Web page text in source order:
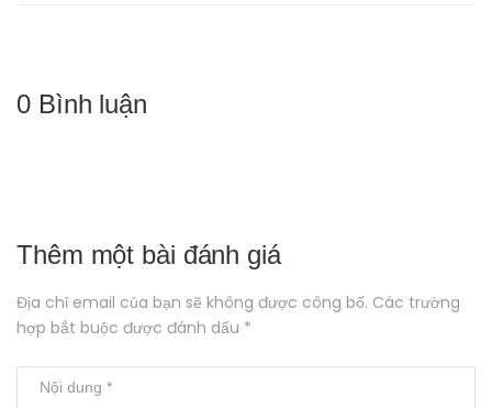
0 Bình luận
Thêm một bài đánh giá
Địa chỉ email của bạn sẽ không được công bố. Các trường
hợp bắt buộc được đánh dấu *